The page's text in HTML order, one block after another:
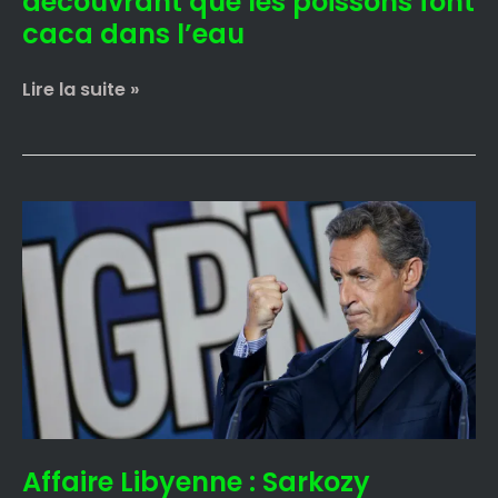
caca dans l’eau
l’eau
Lire la suite »
Affaire Libyenne : Sarkozy
Libyenne
:
Sarkozy
demande
que
l’enquête
soit
confiée
l’IGPN